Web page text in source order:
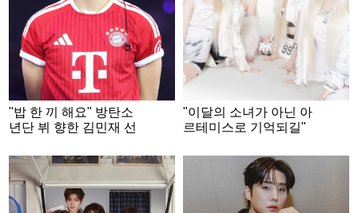
"밥 한 끼 해요" 방탄소
년단 뷔 향한 김민재 선
"이달의 소녀가 아닌 아
르테미스로 기억되길"